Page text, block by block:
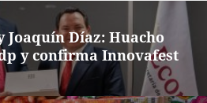
Joaquín Díaz: Huacho
y confirma Innovafest